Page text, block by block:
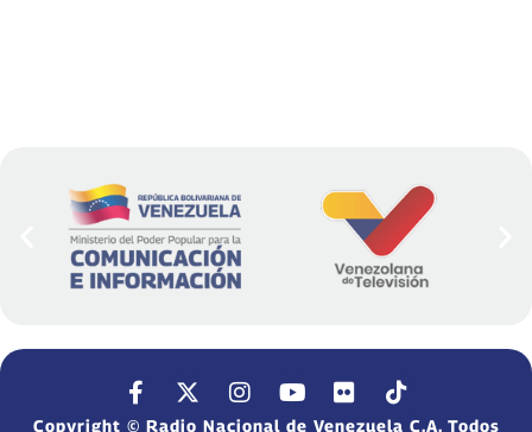
Copyright © Radio Nacional de Venezuela C.A. Todos